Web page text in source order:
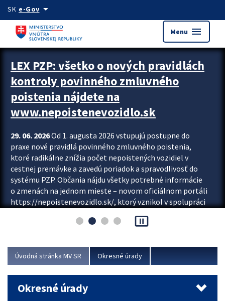
Preskocit na hlavný obsah
SK e-Govarrow_drop_down
Menu menu
Zastavit automatický posun upútavok
LEX PZP: všetko o nových pravidlách
kontroly povinného zmluvného
poistenia nájdete na
www.nepoistenevozidlo.sk
29. 06. 2026Od 1. augusta 2026 vstupujú postupne do
praxe nové pravidlá povinného zmluvného poistenia,
ktoré radikálne znížia počet nepoistených vozidiel v
cestnej premávke a zavedú poriadok a spravodlivosť do
systému PZP. Občania nájdu všetky potrebné informácie
o zmenách na jednom mieste – novom oficiálnom portáli
https://nepoistenevozidlo.sk/, ktorý vznikol v spolupráci
asociácie poisťovní (SLASPO) a Ministerstva vnútra SR.
Viac
pause_presentation
Úvodná stránka MV SR Okresné úrady
Okresné úrady